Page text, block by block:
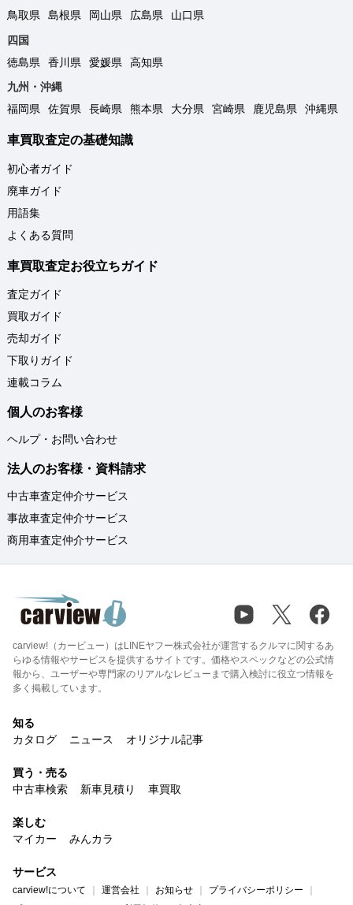
鳥取県
島根県 岡山県 広島県
山口県
四国
徳島県
香川県 愛媛県
高知県
九州・沖縄
福岡県
佐賀県 長崎県 熊本県 大分県 宮崎県 鹿児島県 沖縄県
車買取査定の基礎知識
初心者ガイド
廃車ガイド
用語集
よくある質問
車買取査定お役立ちガイド
査定ガイド
買取ガイド
売却ガイド
下取りガイド
連載コラム
個人のお客様
ヘルプ・お問い合わせ
法人のお客様・資料請求
中古車査定仲介サービス
事故車査定仲介サービス
商用車査定仲介サービス
carview!（カービュー）はLINEヤフー株式会社が運営するクルマに関するあ
らゆる情報やサービスを提供するサイトです。価格やスペックなどの公式情
報から、ユーザーや専門家のリアルなレビューまで購入検討に役立つ情報を
多く掲載しています。
知る
カタログ
ニュース オリジナル記事
買う・売る
中古車検索
新車見積り 車買取
楽しむ
マイカー
みんカラ
サービス
carview!について 運営会社 お知らせ
プライバシーポリシー